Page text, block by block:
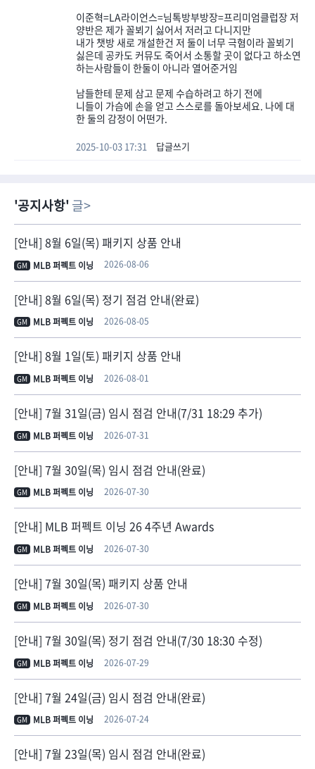
이준혁=LA라이언스=님톡방부방장=프리미엄클럽장 저
양반은 제가 꼴뵈기 싫어서 저러고 다니지만
내가 챗방 새로 개설한건 저 둘이 너무 극혐이라 꼴뵈기
싫은데 공카도 커뮤도 죽어서 소통할 곳이 없다고 하소연
하는사람들이 한둘이 아니라 열어준거임
남들한테 문제 삼고 문제 수습하려고 하기 전에
니들이 가슴에 손을 얻고 스스로를 돌아보세요. 나에 대
한 둘의 감정이 어떤가.
2025-10-03 17:31 답글쓰기
공지사항 글
[안내] 8월 6일(목) 패키지 상품 안내
GM MLB 퍼펙트 이닝 2026-08-06
[안내] 8월 6일(목) 정기 점검 안내(완료)
GM MLB 퍼펙트 이닝 2026-08-05
[안내] 8월 1일(토) 패키지 상품 안내
GM MLB 퍼펙트 이닝 2026-08-01
[안내] 7월 31일(금) 임시 점검 안내(7/31 18:29 추가)
GM MLB 퍼펙트 이닝 2026-07-31
[안내] 7월 30일(목) 임시 점검 안내(완료)
GM MLB 퍼펙트 이닝 2026-07-30
[안내] MLB 퍼펙트 이닝 26 4주년 Awards
GM MLB 퍼펙트 이닝 2026-07-30
[안내] 7월 30일(목) 패키지 상품 안내
GM MLB 퍼펙트 이닝 2026-07-30
[안내] 7월 30일(목) 정기 점검 안내(7/30 18:30 수정)
GM MLB 퍼펙트 이닝 2026-07-29
[안내] 7월 24일(금) 임시 점검 안내(완료)
GM MLB 퍼펙트 이닝 2026-07-24
[안내] 7월 23일(목) 임시 점검 안내(완료)